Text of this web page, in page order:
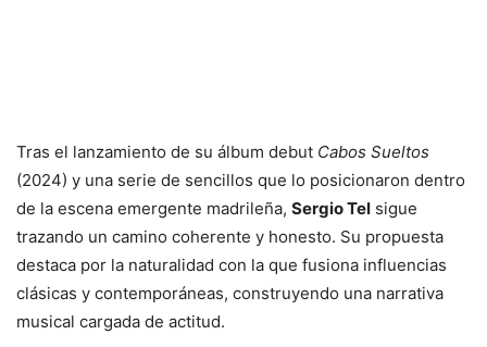
Tras el lanzamiento de su álbum debut Cabos Sueltos
(2024) y una serie de sencillos que lo posicionaron dentro
de la escena emergente madrileña, Sergio Tel sigue
trazando un camino coherente y honesto. Su propuesta
destaca por la naturalidad con la que fusiona influencias
clásicas y contemporáneas, construyendo una narrativa
musical cargada de actitud.